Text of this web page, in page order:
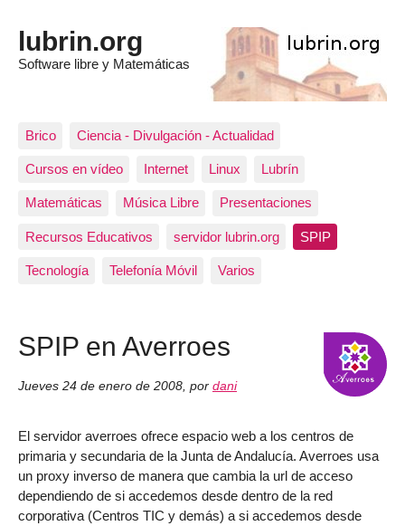
lubrin.org
Software libre y Matemáticas
Brico Ciencia - Divulgación - Actualidad
Cursos en vídeo Internet Linux Lubrín
Matemáticas Música Libre Presentaciones
Recursos Educativos servidor lubrin.org SPIP
Tecnología Telefonía Móvil Varios
SPIP en Averroes
Jueves 24 de enero de 2008, por dani
El servidor averroes ofrece espacio web a los centros de
primaria y secundaria de la Junta de Andalucía. Averroes usa
un proxy inverso de manera que cambia la url de acceso
dependiendo de si accedemos desde dentro de la red
corporativa (Centros TIC y demás) a si accedemos desde